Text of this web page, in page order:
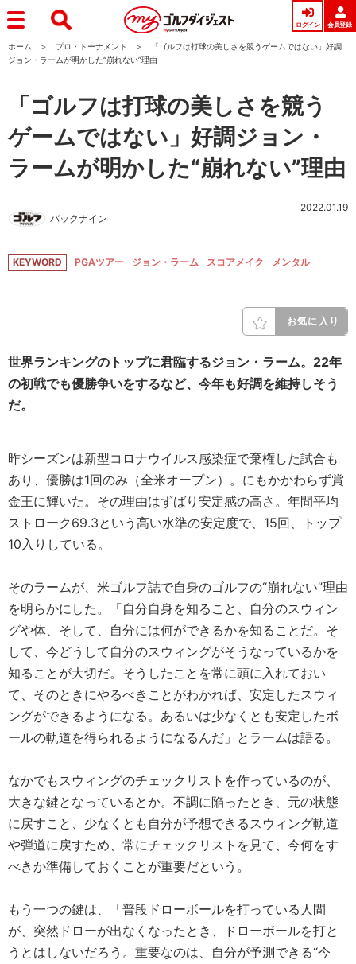
ログイン 会員登録
ホーム プロ・トーナメント
「ゴルフは打球の美しさを競うゲームではない」好調
ジョン・ラームが明かした“崩れない”理由
「ゴルフは打球の美しさを競う
ゲームではない」好調ジョン・
ラームが明かした“崩れない”理由
バックナイン
2022.01.19
KEYWORD PGAツアー ジョン・ラーム スコアメイク メンタル
お気に入り
世界ランキングのトップに君臨するジョン・ラーム。22年
の初戦でも優勝争いをするなど、今年も好調を維持しそう
だ。
昨シーズンは新型コロナウイルス感染症で棄権した試合も
あり、優勝は1回のみ（全米オープン）。にもかかわらず賞
金王に輝いた。その理由はずばり安定感の高さ。年間平均
ストローク69.3という高い水準の安定度で、15回、トップ
10入りしている。
そのラームが、米ゴルフ誌で自身のゴルフの“崩れない”理由
を明らかにした。「自分自身を知ること、自分のスウィン
グや体、そして、自分には何ができるかを知ることだ。そ
して、今どうして自分のスウィングがそうなっているかを
知ることが大切だ。そうしたことを常に頭に入れておい
て、そのときにやるべきことがわかれば、安定したスウィ
ングができるようになる。あるいは少なくとも安定したボ
ールの軌道を得られるようになるんだ」とラームは語る。
なかでもスウィングのチェックリストを作っているのが、
大きな鍵となっているとか。不調に陥ったとき、元の状態
に戻すこと、少なくとも自分が予想できるスウィング軌道
や弾道に戻すため、常にチェックリストを見て、今何をす
べきか準備しておくことが重要だという。
もう一つの鍵は、「普段ドローボールを打っている人間
が、突然ドローが出なくなったとき、ドローボールを打と
うとはしないだろう。重要なのは、自分が予測できる“今